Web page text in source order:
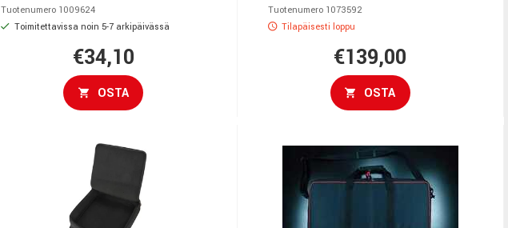
Tuotenumero 1009624
Toimitettavissa noin 5-7 arkipäivässä
€34,10
OSTA
Tuotenumero 1073592
Tilapäisesti loppu
€139,00
OSTA